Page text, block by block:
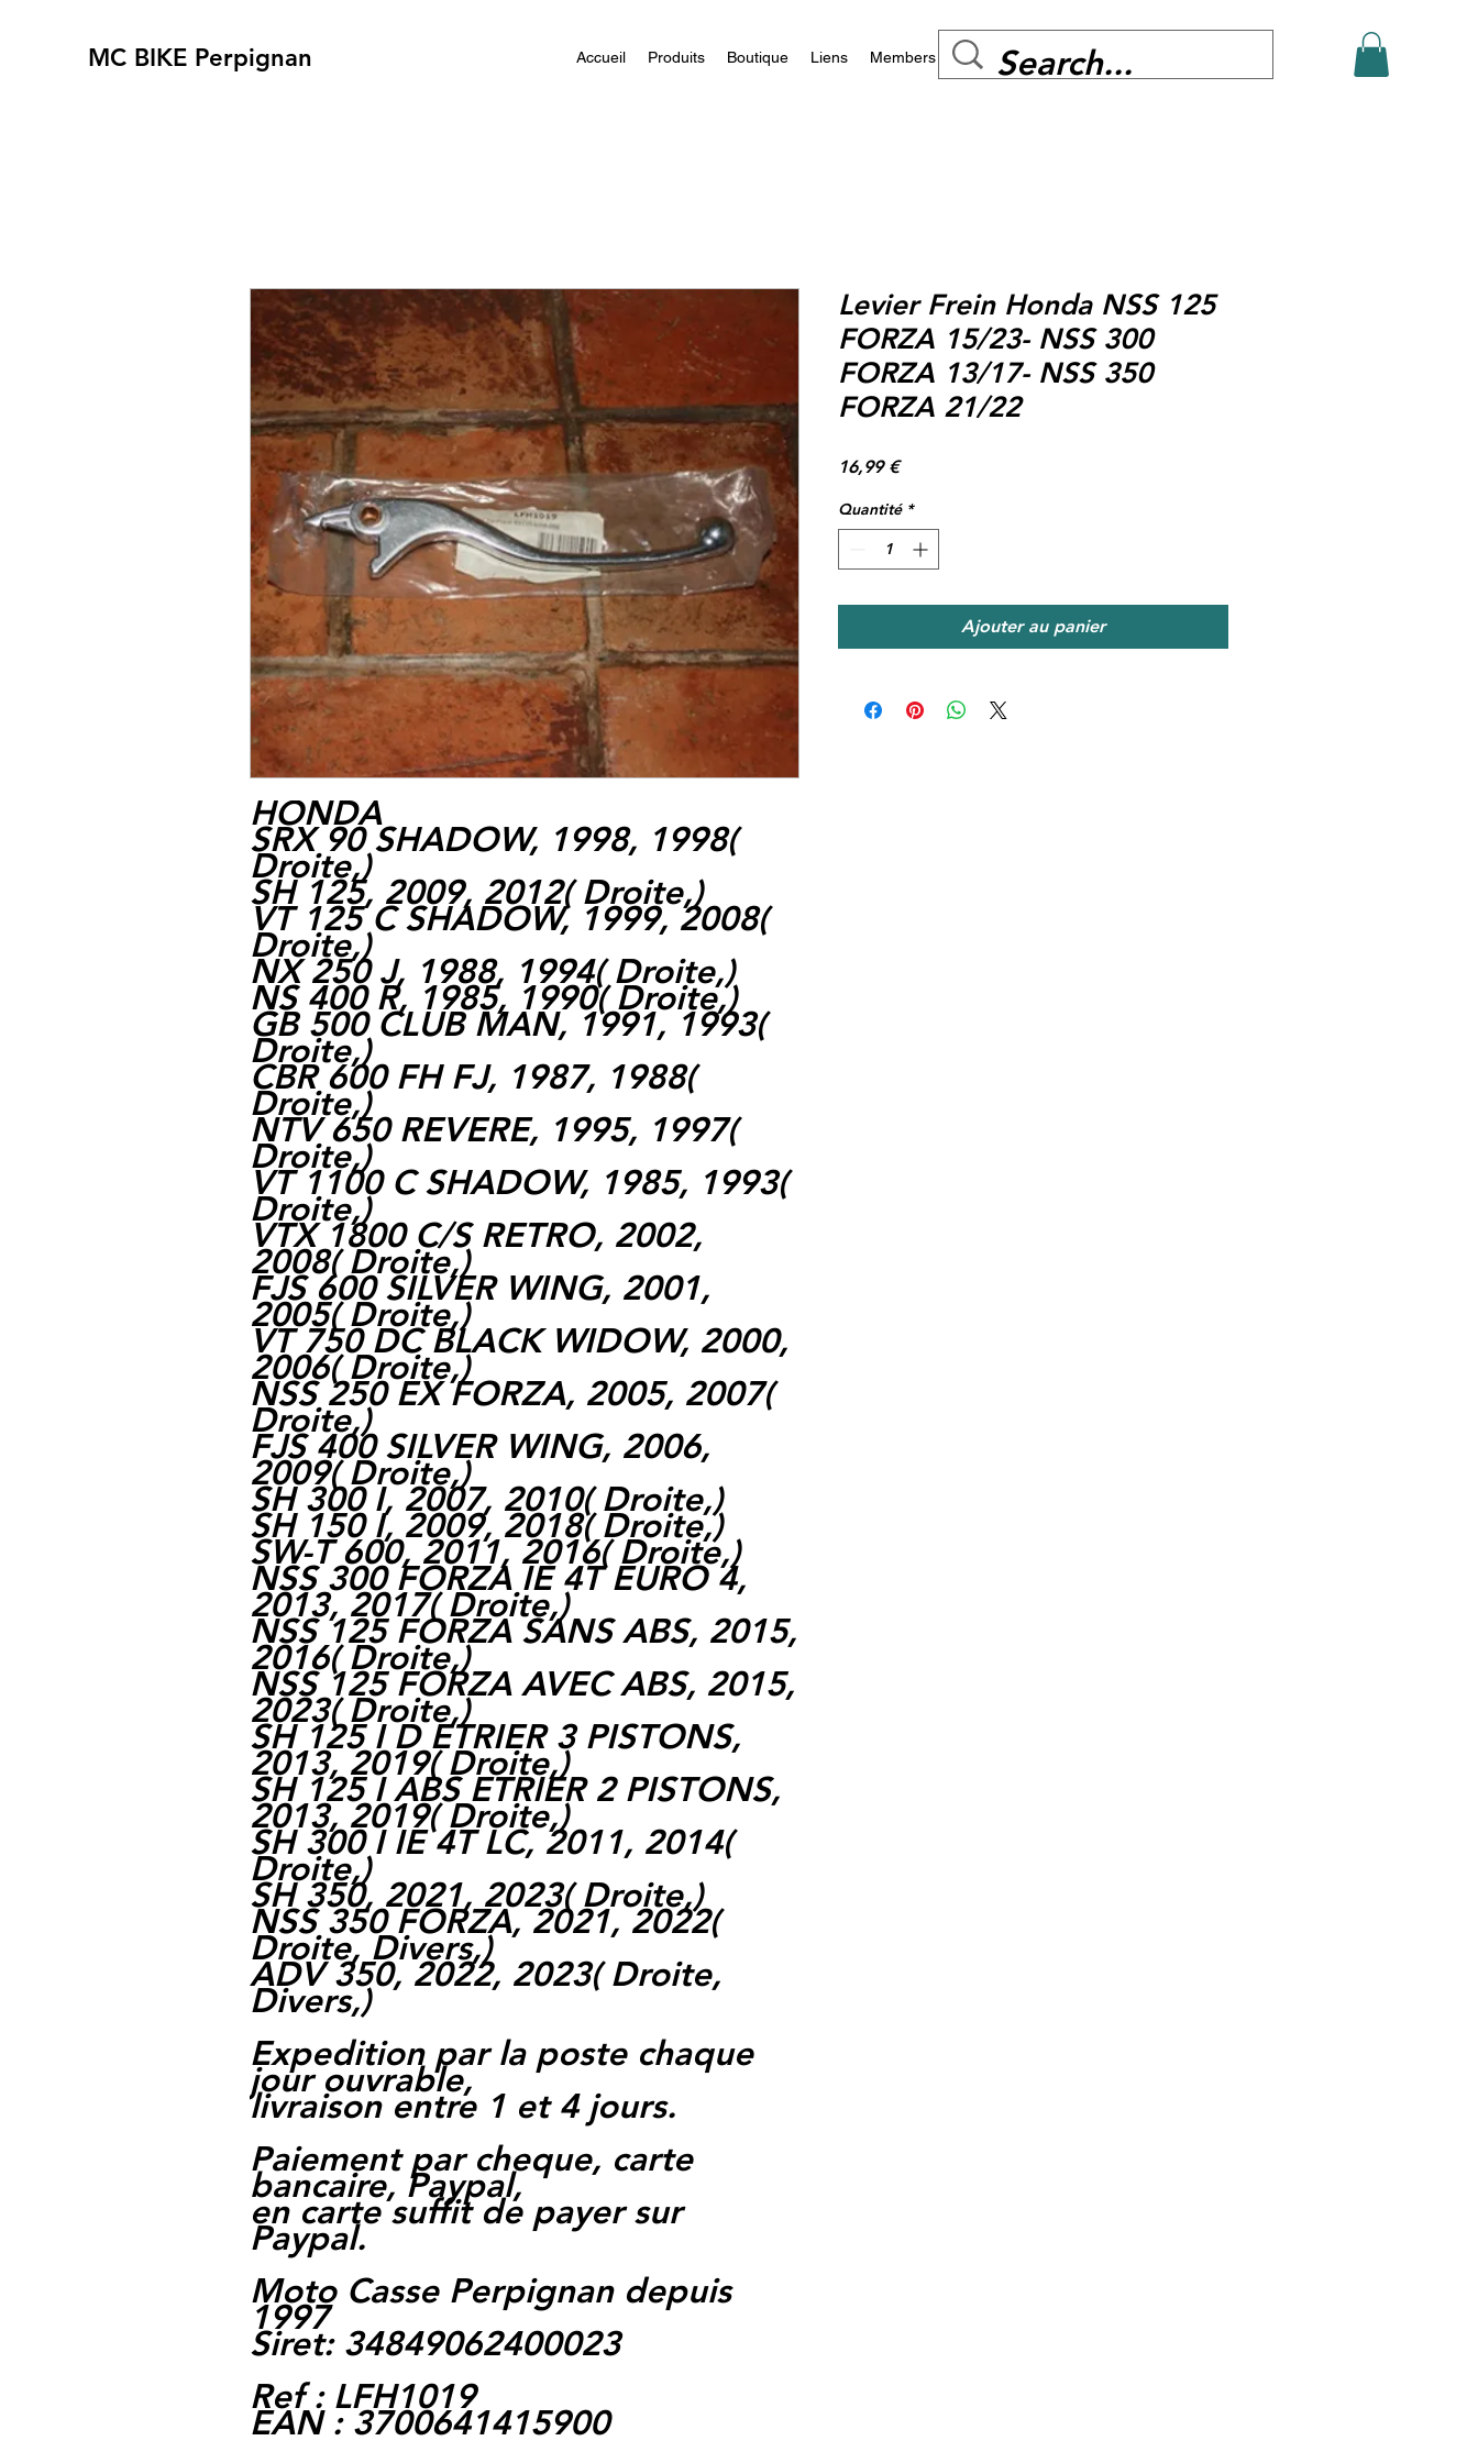
MC BIKE Perpignan Accueil Produits Boutique Liens Members
HONDA
SRX 90 SHADOW, 1998, 1998(
Droite,)
SH 125, 2009, 2012(Droite,)
VT 125 C SHADOW, 1999, 2008(
Droite,)
NX 250 J, 1988, 1994(Droite,)
NS 400 R, 1985, 1990(Droite,)
GB 500 CLUB MAN, 1991, 1993(
Droite,)
CBR 600 FH FJ, 1987, 1988(
Droite,)
NTV 650 REVERE, 1995, 1997(
Droite,)
VT 1100 C SHADOW, 1985, 1993(
Droite,)
VTX 1800 C/S RETRO, 2002,
2008(Droite,)
FJS 600 SILVER WING, 2001,
2005(Droite,)
VT 750 DC BLACK WIDOW, 2000,
2006(Droite,)
NSS 250 EX FORZA, 2005, 2007(
Droite,)
FJS 400 SILVER WING, 2006,
2009(Droite,)
SH 300 I, 2007, 2010(Droite,)
SH 150 I, 2009, 2018(Droite,)
SW-T 600, 2011, 2016(Droite,)
NSS 300 FORZA IE 4T EURO 4,
2013, 2017(Droite,)
NSS 125 FORZA SANS ABS, 2015,
2016(Droite,)
NSS 125 FORZA AVEC ABS, 2015,
2023(Droite,)
SH 125 I D ETRIER 3 PISTONS,
2013, 2019(Droite,)
SH 125 I ABS ETRIER 2 PISTONS,
2013, 2019(Droite,)
SH 300 I IE 4T LC, 2011, 2014(
Droite,)
SH 350, 2021, 2023(Droite,)
NSS 350 FORZA, 2021, 2022(
Droite, Divers,)
ADV 350, 2022, 2023(Droite,
Divers,)
Expedition par la poste chaque
jour ouvrable,
livraison entre 1 et 4 jours.
Paiement par cheque, carte
bancaire, Paypal,
en carte suffit de payer sur
Paypal.
Moto Casse Perpignan depuis
1997
Siret: 34849062400023
Ref : LFH1019
EAN : 3700641415900
Levier Frein Honda NSS 125
FORZA 15/23- NSS 300
FORZA 13/17- NSS 350
FORZA 21/22
16,99 €Prix
Quantité *
Ajouter au panier